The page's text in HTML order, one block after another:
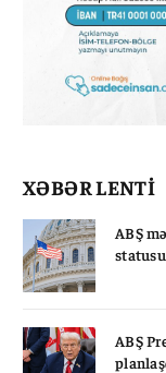
XƏBƏR LENTİ
ABŞ
ABŞ